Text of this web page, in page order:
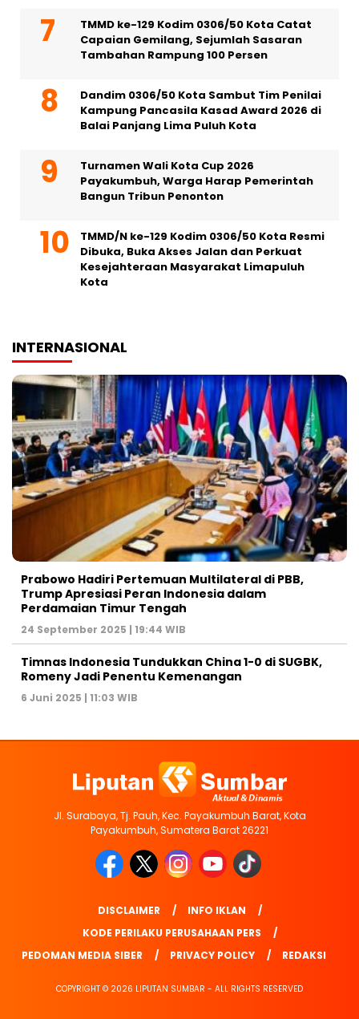
TMMD ke-129 Kodim 0306/50 Kota Catat
Capaian Gemilang, Sejumlah Sasaran
Tambahan Rampung 100 Persen
Dandim 0306/50 Kota Sambut Tim Penilai
Kampung Pancasila Kasad Award 2026 di
Balai Panjang Lima Puluh Kota
Turnamen Wali Kota Cup 2026
Payakumbuh, Warga Harap Pemerintah
Bangun Tribun Penonton
TMMD/N ke-129 Kodim 0306/50 Kota Resmi
Dibuka, Buka Akses Jalan dan Perkuat
Kesejahteraan Masyarakat Limapuluh
Kota
INTERNASIONAL
Prabowo Hadiri Pertemuan Multilateral di PBB,
Trump Apresiasi Peran Indonesia dalam
Perdamaian Timur Tengah
24 September 2025 | 19:44 WIB
Timnas Indonesia Tundukkan China 1-0 di SUGBK,
Romeny Jadi Penentu Kemenangan
6 Juni 2025 | 11:03 WIB
Jl. Surabaya, Tj. Pauh, Kec. Payakumbuh Barat, Kota
Payakumbuh, Sumatera Barat 26221
DISCLAIMER
INFO IKLAN
KODE PERILAKU PERUSAHAAN PERS
PEDOMAN MEDIA SIBER
PRIVACY POLICY REDAKSI
COPYRIGHT © 2026 LIPUTAN SUMBAR - ALL RIGHTS RESERVED